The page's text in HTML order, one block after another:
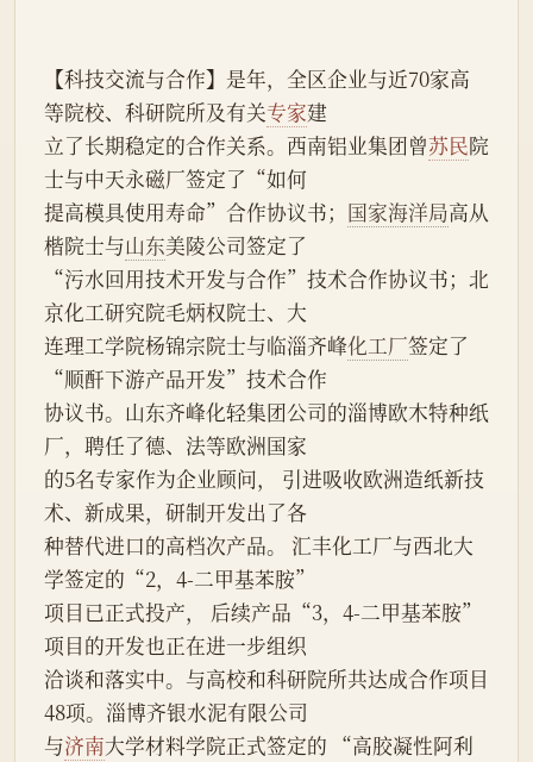
【科技交流与合作】是年，全区企业与近70家高
等院校、科研院所及有关专家建
立了长期稳定的合作关系。西南铝业集团曾苏民院
士与中天永磁厂签定了“如何
提高模具使用寿命”合作协议书； 国家海洋局高从
楷院士与山东美陵公司签定了
“污水回用技术开发与合作”技术合作协议书；北
京化工研究院毛炳权院士、大
连理工学院杨锦宗院士与临淄齐峰化工厂签定了
“顺酐下游产品开发”技术合作
协议书。山东齐峰化轻集团公司的淄博欧木特种纸
厂，聘任了德、法等欧洲国家
的5名专家作为企业顾问， 引进吸收欧洲造纸新技
术、新成果，研制开发出了各
种替代进口的高档次产品。 汇丰化工厂与西北大
学签定的“2，4-二甲基苯胺”
项目已正式投产， 后续产品“3，4-二甲基苯胺”
项目的开发也正在进一步组织
洽谈和落实中。与高校和科研院所共达成合作项目
48项。淄博齐银水泥有限公司
与济南大学材料学院正式签定的 “高胶凝性阿利